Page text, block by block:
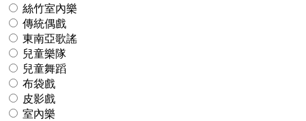
絲竹室內樂
傳統偶戲
東南亞歌謠
兒童樂隊
兒童舞蹈
布袋戲
皮影戲
室內樂